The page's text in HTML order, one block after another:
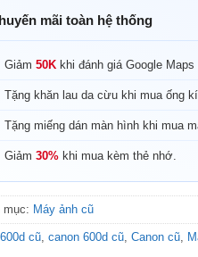
mãi toàn hệ thống
Giảm 50K khi đánh giá Google Maps
Tặng khăn lau da cừu khi mua ống
Tặng miếng dán màn hình khi mua
Giảm 30% khi mua kèm thẻ nhớ.
mục: Máy ảnh cũ
600d cũ canon 600d cũ Canon cũ